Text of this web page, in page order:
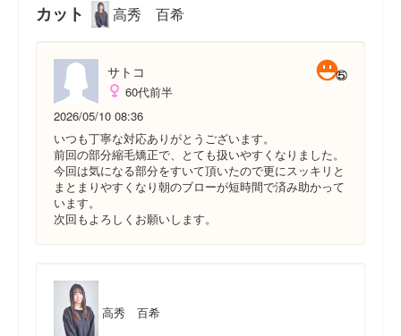
カット 高秀 百希
サトコ
60代前半
2026/05/10 08:36
いつも丁寧な対応ありがとうございます。
前回の部分縮毛矯正で、とても扱いやすくなりました。
今回は気になる部分をすいて頂いたので更にスッキリと
まとまりやすくなり朝のブローが短時間で済み助かって
います。
次回もよろしくお願いします。
高秀 百希